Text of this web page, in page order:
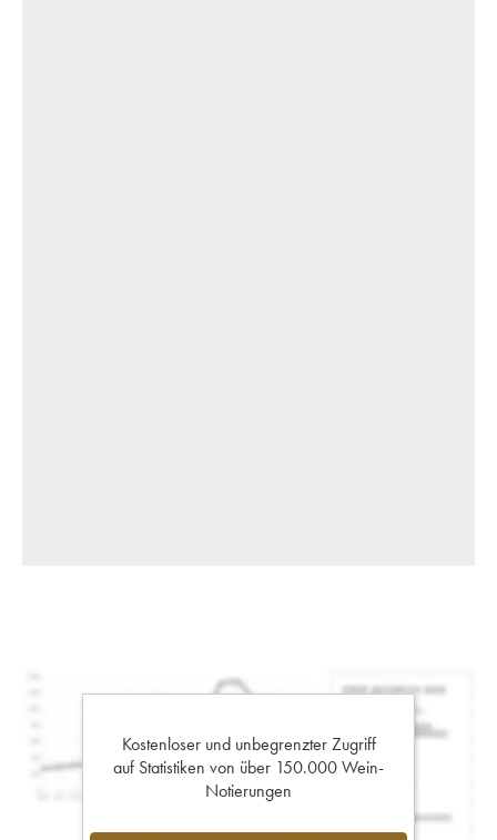
Kostenloser und unbegrenzter Zugriff
auf Statistiken von über 150.000 Wein-
Notierungen